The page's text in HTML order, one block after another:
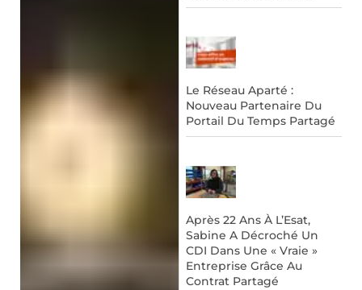
Le Réseau Aparté :
Nouveau Partenaire Du
Portail Du Temps Partagé
Après 22 Ans À L’Esat,
Sabine A Décroché Un
CDI Dans Une « Vraie »
Entreprise Grâce Au
Contrat Partagé